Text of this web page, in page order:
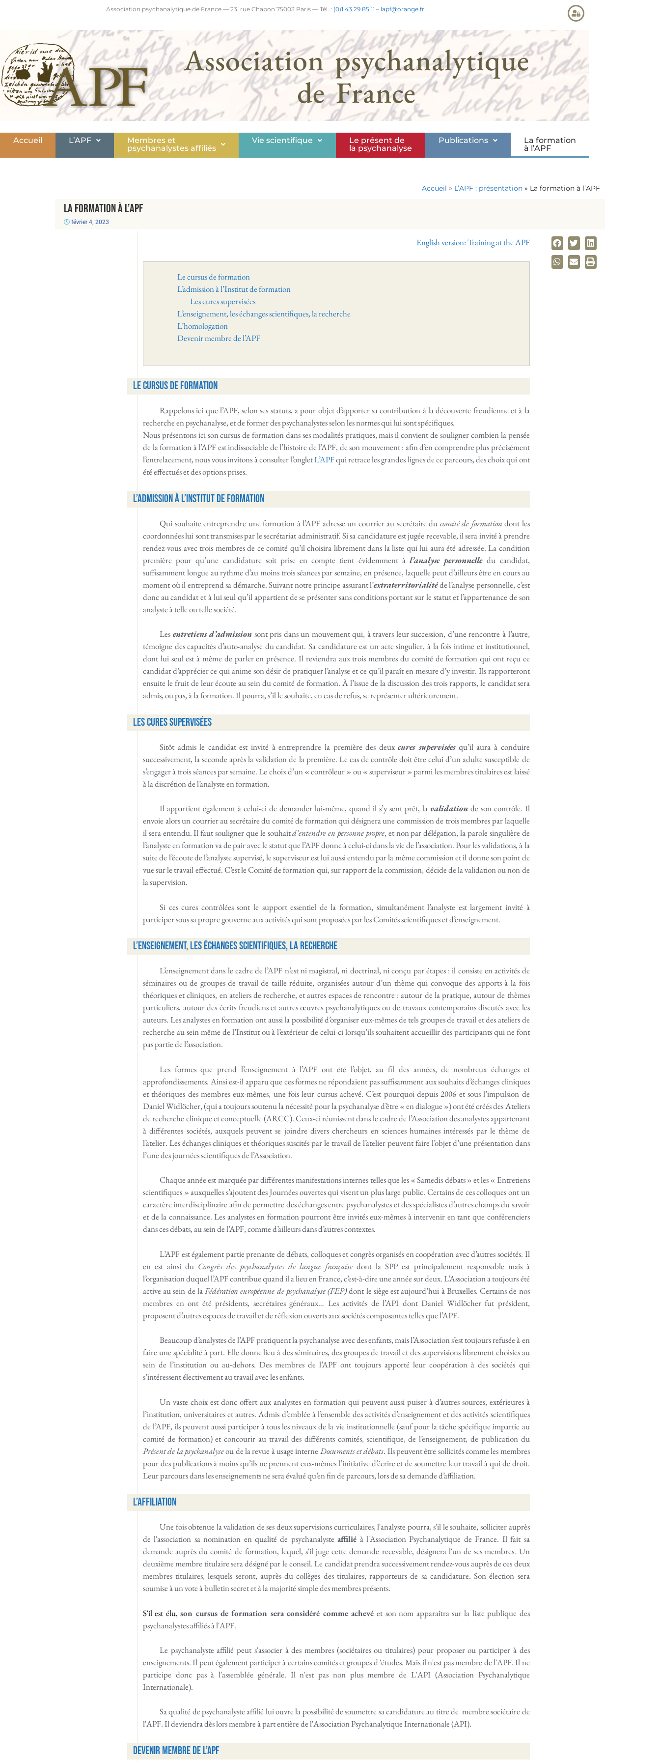
Association psychanalytique de France — 23, rue Chapon 75003 Paris — Tél. : (0)1 43 29 85 11 – lapf@orange.fr
Association psychanalytique
de France
Accueil L’APF
Membres et
psychanalystes affiliés
Vie scientifique
Le présent de
la psychanalyse
Publications
La formation
à l’APF
Accueil » L’APF : présentation » La formation à l’APF
La formation à l’APF
février 4, 2023
English version: Training at the APF
Le cursus de formation
L’admission à l’Institut de formation
Les cures supervisées
L’enseignement, les échanges scientifiques, la recherche
L’homologation
Devenir membre de l’APF
Le cursus de formation
Rappelons ici que l’APF, selon ses statuts, a pour objet d’apporter sa contribution à la découverte freudienne et à la
recherche en psychanalyse, et de former des psychanalystes selon les normes qui lui sont spécifiques.
Nous présentons ici son cursus de formation dans ses modalités pratiques, mais il convient de souligner combien la pensée
de la formation à l’APF est indissociable de l’histoire de l’APF, de son mouvement : afin d’en comprendre plus précisément
l’entrelacement, nous vous invitons à consulter l’ongletL’APFqui retrace les grandes lignes de ce parcours, des choix qui ont
été effectués et des options prises.
L’admission à l’Institut de formation
Qui souhaite entreprendre une formation à l’APF adresse un courrier au secrétaire du comité de formation dont les
coordonnées lui sont transmises par le secrétariat administratif. Si sa candidature est jugée recevable, il sera invité à prendre
rendez-vous avec trois membres de ce comité qu’il choisira librement dans la liste qui lui aura été adressée. La condition
première pour qu’une candidature soit prise en compte tient évidemment à l’analyse personnelle du candidat,
suffisamment longue au rythme d’au moins trois séances par semaine, en présence, laquelle peut d’ailleurs être en cours au
moment où il entreprend sa démarche. Suivant notre principe assurant l’extraterritorialitéde l’analyse personnelle, c’est
donc au candidat et à lui seul qu’il appartient de se présenter sans conditions portant sur le statut et l’appartenance de son
analyste à telle ou telle société.
Les entretiens d’admission sont pris dans un mouvement qui, à travers leur succession, d’une rencontre à l’autre,
témoigne des capacités d’auto-analyse du candidat. Sa candidature est un acte singulier, à la fois intime et institutionnel,
dont lui seul est à même de parler en présence. Il reviendra aux trois membres du comité de formation qui ont reçu ce
candidat d’apprécier ce qui anime son désir de pratiquer l’analyse et ce qu’il paraît en mesure d’y investir. Ils rapporteront
ensuite le fruit de leur écoute au sein du comité de formation. À l’issue de la discussion des trois rapports, le candidat sera
admis, ou pas, à la formation. Il pourra, s’il le souhaite, en cas de refus, se représenter ultérieurement.
Les cures supervisées
Sitôt admis le candidat est invité à entreprendre la première des deuxcures superviséesqu’il aura à conduire
successivement, la seconde après la validation de la première. Le cas de contrôle doit être celui d’un adulte susceptible de
s’engager à trois séances par semaine. Le choix d’un « contrôleur » ou « superviseur » parmi les membres titulaires est laissé
à la discrétion de l’analyste en formation.
Il appartient également à celui-ci de demander lui-même, quand il s’y sent prêt, la validationde son contrôle. Il
envoie alors un courrier au secrétaire du comité de formation qui désignera une commission de trois membres par laquelle
il sera entendu. Il faut souligner que le souhaitd’entendre en personnepropre, et non par délégation, la parole singulière de
l’analyste en formation va de pair avec le statut que l’APF donne à celui-ci dans la vie de l’association. Pour les validations, à la
suite de l’écoute de l’analyste supervisé, le superviseur est lui aussi entendu par la même commission et il donne son point de
vue sur le travail effectué. C’est le Comité de formation qui, sur rapport de la commission, décide de la validation ou non de
la supervision.
Si ces cures contrôlées sont le support essentiel de la formation, simultanément l’analyste est largement invité à
participer sous sa propre gouverne aux activités qui sont proposées par les Comités scientifiques et d’enseignement.
L’enseignement, les échanges scientifiques, la recherche
L’enseignement dans le cadre de l’APF n’est ni magistral, ni doctrinal, ni conçu par étapes : il consiste en activités de
séminaires ou de groupes de travail de taille réduite, organisées autour d’un thème qui convoque des apports à la fois
théoriques et cliniques, en ateliers de recherche, et autres espaces de rencontre : autour de la pratique, autour de thèmes
particuliers, autour des écrits freudiens et autres œuvres psychanalytiques ou de travaux contemporains discutés avec les
auteurs. Les analystes en formation ont aussi la possibilité d’organiser eux-mêmes de tels groupes de travail et des ateliers de
recherche au sein même de l’Institut ou à l’extérieur de celui-ci lorsqu’ils souhaitent accueillir des participants qui ne font
pas partie de l’association.
Les formes que prend l’enseignement à l’APF ont été l’objet, au fil des années, de nombreux échanges et
approfondissements. Ainsi est-il apparu que ces formes ne répondaient pas suffisamment aux souhaits d’échanges cliniques
et théoriques des membres eux-mêmes, une fois leur cursus achevé. C’est pourquoi depuis 2006 et sous l’impulsion de
Daniel Widlöcher, (qui a toujours soutenu la nécessité pour la psychanalyse d’être « en dialogue ») ont été créés des Ateliers
de recherche clinique et conceptuelle (ARCC). Ceux-ci réunissent dans le cadre de l’Association des analystes appartenant
à différentes sociétés, auxquels peuvent se joindre divers chercheurs en sciences humaines intéressés par le thème de
l’atelier. Les échanges cliniques et théoriques suscités par le travail de l’atelier peuvent faire l’objet d’une présentation dans
l’une des journées scientifiques de l’Association.
Chaque année est marquée par différentes manifestations internes telles que les « Samedis débats » et les « Entretiens
scientifiques » auxquelles s’ajoutent des Journées ouvertes qui visent un plus large public. Certains de ces colloques ont un
caractère interdisciplinaire afin de permettre des échanges entre psychanalystes et des spécialistes d’autres champs du savoir
et de la connaissance. Les analystes en formation pourront être invités eux-mêmes à intervenir en tant que conférenciers
dans ces débats, au sein de l’APF, comme d’ailleurs dans d’autres contextes.
L’APF est également partie prenante de débats, colloques et congrès organisés en coopération avec d’autres sociétés. Il
en est ainsi du Congrès des psychanalystes de langue françaisedont la SPP est principalement responsable mais à
l’organisation duquel l’APF contribue quand il a lieu en France, c’est-à-dire une année sur deux. L’Association a toujours été
active au sein de laFédération européenne de psychanalyse (FEP)dont le siège est aujourd’hui à Bruxelles. Certains de nos
membres en ont été présidents, secrétaires généraux… Les activités de l’API dont Daniel Widlöcher fut président,
proposent d’autres espaces de travail et de réflexion ouverts aux sociétés composantes telles que l’APF.
Beaucoup d’analystes de l’APF pratiquent la psychanalyse avec des enfants, mais l’Association s’est toujours refusée à en
faire une spécialité à part. Elle donne lieu à des séminaires, des groupes de travail et des supervisions librement choisies au
sein de l’institution ou au-dehors. Des membres de l’APF ont toujours apporté leur coopération à des sociétés qui
s’intéressent électivement au travail avec les enfants.
Un vaste choix est donc offert aux analystes en formation qui peuvent aussi puiser à d’autres sources, extérieures à
l’institution, universitaires et autres. Admis d’emblée à l’ensemble des activités d’enseignement et des activités scientifiques
de l’APF, ils peuvent aussi participer à tous les niveaux de la vie institutionnelle (sauf pour la tâche spécifique impartie au
comité de formation) et concourir au travail des différents comités, scientifique, de l’enseignement, de publication du
Présent de la psychanalyseou de la revue à usage interne Documents et débats. Ils peuvent être sollicités comme les membres
pour des publications à moins qu’ils ne prennent eux-mêmes l’initiative d’écrire et de soumettre leur travail à qui de droit.
Leur parcours dans les enseignements ne sera évalué qu’en fin de parcours, lors de sa demande d’affiliation.
L’affiliation
Une fois obtenue la validation de ses deux supervisions curriculaires, l'analyste pourra, s'il le souhaite, solliciter auprès
de l'association sa nomination en qualité de psychanalysteaffilié à l'Association Psychanalytique de France. Il fait sa
demande auprès du comité de formation, lequel, s'il juge cette demande recevable, désignera l'un de ses membres. Un
deuxième membre titulaire sera désigné par le conseil. Le candidat prendra successivement rendez-vous auprès de ces deux
membres titulaires, lesquels seront, auprès du collèges des titulaires, rapporteurs de sa candidature. Son élection sera
soumise à un vote à bulletin secret et à la majorité simple des membres présents.
S'il est élu,son cursus de formation sera considéré comme achevéet son nom apparaîtra sur la liste publique des
psychanalystes affiliés à l'APF.
Le psychanalyste affilié peut s'associer à des membres (sociétaires ou titulaires) pour proposer ou participer à des
enseignements. Il peut également participer à certains comités et groupes d 'études. Mais il n'est pas membre de l'APF. Il ne
participe donc pas à l'assemblée générale. Il n'est pas non plus membre de L'API (Association Psychanalytique
Internationale).
Sa qualité de psychanalyste affilié lui ouvre la possibilité de soumettre sa candidature au titre de membre sociétaire de
l'APF. Il deviendra dès lors membre à part entière de l'Association Psychanalytique Internationale (API).
Devenir membre de l’APF